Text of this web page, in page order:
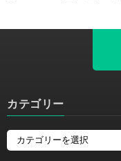
カテゴリー